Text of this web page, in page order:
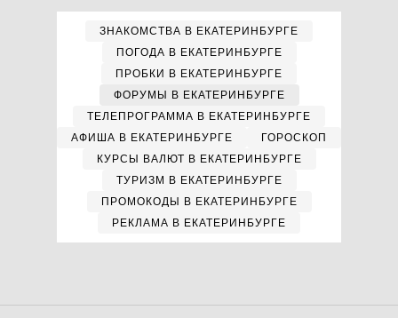
ЗНАКОМСТВА В ЕКАТЕРИНБУРГЕ
ПОГОДА В ЕКАТЕРИНБУРГЕ
ПРОБКИ В ЕКАТЕРИНБУРГЕ
ФОРУМЫ В ЕКАТЕРИНБУРГЕ
ТЕЛЕПРОГРАММА В ЕКАТЕРИНБУРГЕ
АФИША В ЕКАТЕРИНБУРГЕ
ГОРОСКОП
КУРСЫ ВАЛЮТ В ЕКАТЕРИНБУРГЕ
ТУРИЗМ В ЕКАТЕРИНБУРГЕ
ПРОМОКОДЫ В ЕКАТЕРИНБУРГЕ
РЕКЛАМА В ЕКАТЕРИНБУРГЕ